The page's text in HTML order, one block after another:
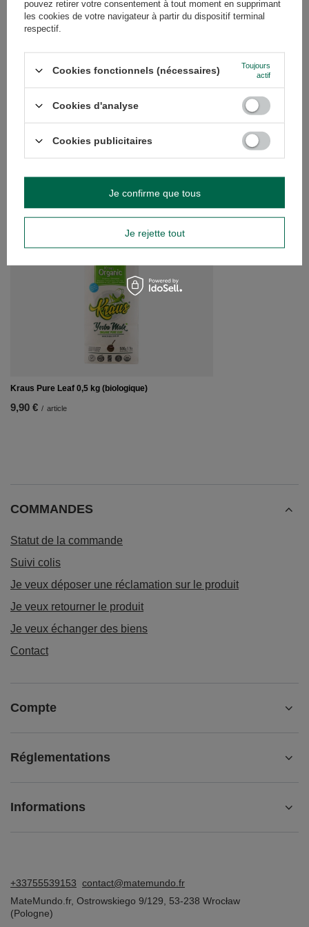
Un autre produit cent pour cent naturel c'est Guayusa Pachamama - la
première guayusa en France de l'établissement équatorien à certificat
organique. La guayusa est bien des fois appelée soeur de la yerba
maté, car elle est produite d'une plante étroitement similaire au houx
paraguayen. Bien qu'elle soit aussi bien stimulante et une bonne source
de minéraux, son goût est beaucoup moins délicat. Pachamama
et le processus de production se fait en accord avec le cycle végétatif
naturel. La guayusa est disponible également en saveurs p.ex. avec
citron et menthe. En choisissant la yerba maté organique, vous pouvez
sauvegarde de l'environnement.
RECOMMANDÉS
Kraus Pure Leaf 0,5 kg (biologique)
9,90 € / article
COMMANDES
Statut de la commande
Suivi colis
Je veux déposer une réclamation sur le produit
Je veux retourner le produit
Je veux échanger des biens
Contact
Compte
Réglementations
Informations
+33755539153 contact@matemundo.fr
MateMundo.fr, Ostrowskiego 9/129, 53-238 Wrocław
(Pologne)
pouvez retirer votre consentement à tout moment en supprimant
les cookies de votre navigateur à partir du dispositif terminal
respectif.
Cookies fonctionnels (nécessaires)
Toujours
actif
Cookies d'analyse
Cookies publicitaires
Je rejette tout
Je confirme que tous